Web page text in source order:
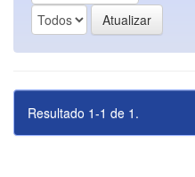
Resultado 1-1 de 1.